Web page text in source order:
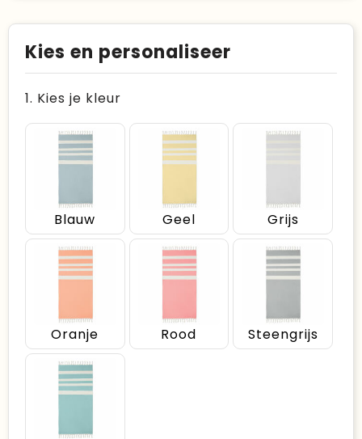
Kies en personaliseer
1. Kies je kleur
Blauw Geel Grijs
Oranje Rood Steengrijs